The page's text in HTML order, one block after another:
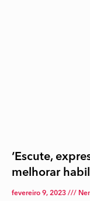
‘Escute,
melhorar
fevereiro 9, 2023